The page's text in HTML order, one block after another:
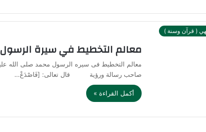
( قرآن وسنة )
معالم التخطيط في سيرة الرسول
معالم التخطيط فى سيره الرسول محمد صلى الله
صاحب رسالة ورؤية قال تعالى: [فَاصْدَعْ…
أكمل القراءة »